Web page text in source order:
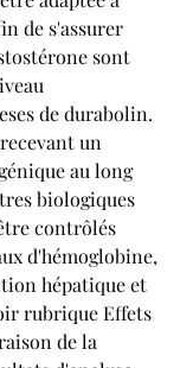
de s'assurer
sont
de durabolin.
un
au long
biologiques
contrôlés
d'hémoglobine,
hépatique et
rubrique Effets
de la